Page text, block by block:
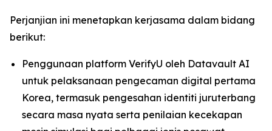
Perjanjian ini menetapkan kerjasama dalam bidang
berikut:
Penggunaan platform VerifyU oleh Datavault AI
untuk pelaksanaan pengecaman digital pertama
Korea, termasuk pengesahan identiti juruterbang
secara masa nyata serta penilaian kecekapan